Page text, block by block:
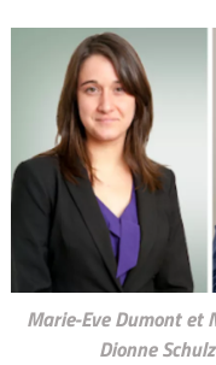
Marie-Eve Dumont et
Dionne